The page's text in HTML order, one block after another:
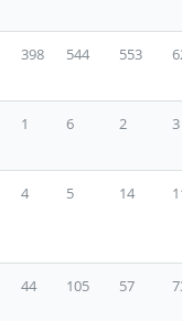
398 544 553
1 6 2 3
4 5 14
44 105 57